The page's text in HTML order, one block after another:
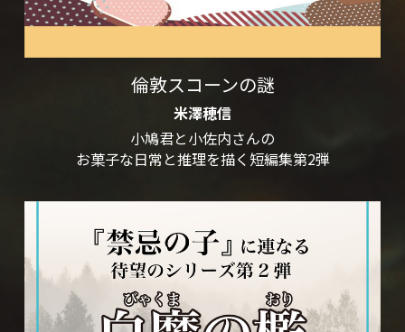
今村昌弘〈剣崎比留子〉シリーズ
山口未桜『白魔の檻』特設サイト
倫敦スコーンの謎
米澤穂信
小鳩君と小佐内さんの
お菓子な日常と推理を描く短編集第2弾